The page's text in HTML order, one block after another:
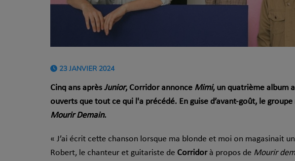
23 JANVIER 2024
Cinq ans après Junior, Corridor annonce Mimi, un quatrième album
ouverts que tout ce qui l'a précédé. En guise d’avant-goût, le
Mourir Demain.
« J’ai écrit cette chanson lorsque ma blonde et moi on magasinait
Robert, le chanteur et guitariste de Corridor à propos de Mourir